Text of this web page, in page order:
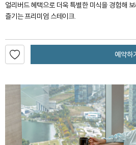
얼리버드 혜택으로 더욱 특별한 미식을 경험해
즐기는 프리미엄 스테이크.
예약하